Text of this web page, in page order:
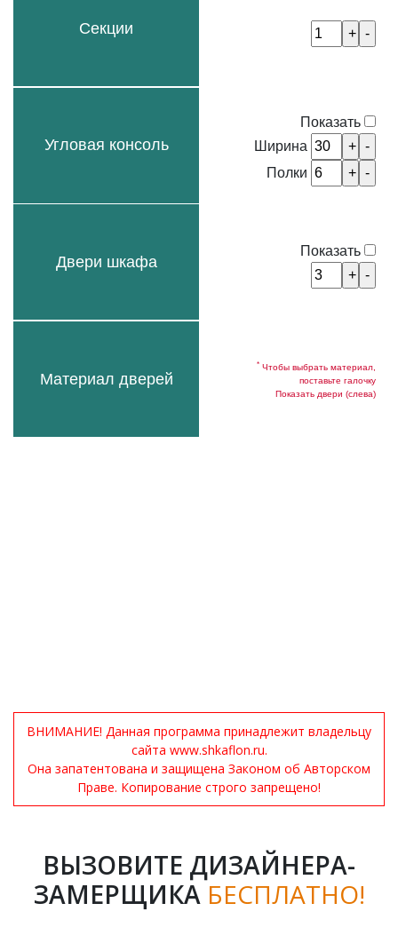
Секции
Угловая консоль
Двери шкафа
Материал дверей
Показать
Ширина
Полки
Показать
* Чтобы выбрать материал,
поставьте галочку
Показать двери (слева)
ВНИМАНИЕ! Данная программа принадлежит владельцу
сайта www.shkaflon.ru.
Она запатентована и защищена Законом об Авторском
Праве. Копирование строго запрещено!
ВЫЗОВИТЕ ДИЗАЙНЕРА-
ЗАМЕРЩИКА БЕСПЛАТНО!